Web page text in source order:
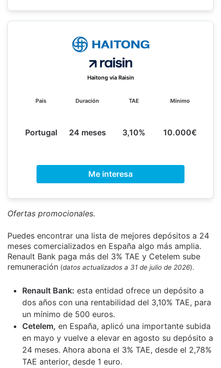
Haitong vía Raisin
País
Portugal
Duración
24 meses
TAE
3,10%
Mínimo
10.000€
Me interesa
Ofertas promocionales.
Puedes encontrar una lista de mejores depósitos a 24
meses comercializados en España algo más amplia.
Renault Bank paga más del 3% TAE y Cetelem sube
remuneración (datos actualizados a 31 de julio de 2026).
Renault Bank: esta entidad ofrece un depósito a
dos años con una rentabilidad del 3,10% TAE, para
un mínimo de 500 euros.
Cetelem, en España, aplicó una importante subida
en mayo y vuelve a elevar en agosto su depósito a
24 meses. Ahora abona el 3% TAE, desde el 2,78%
TAE anterior, desde 1 euro.